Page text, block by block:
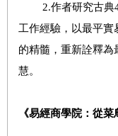
2.作者研究古典40
工作經驗，以最平實
的精髓，重新詮釋為
慧。
《易經商學院：從